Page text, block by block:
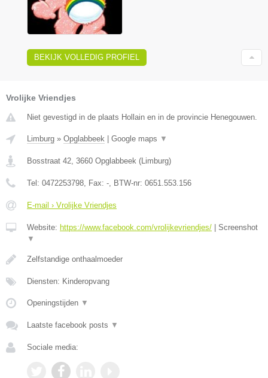
BEKIJK VOLLEDIG PROFIEL
Vrolijke Vriendjes
Niet gevestigd in de plaats Hollain en in de provincie Henegouwen.
Limburg » Opglabbeek Google maps ▼
Bosstraat 42 3660 Opglabbeek ( Limburg)
Tel: 0472253798 , Fax: - , BTW-nr: 0651.553.156
E-mail › Vrolijke Vriendjes
Website: https://www.facebook.com/vrolijkevriendjes/
Screenshot
▼
Zelfstandige onthaalmoeder
Diensten: Kinderopvang
Openingstijden ▼
Laatste facebook posts ▼
Sociale media: